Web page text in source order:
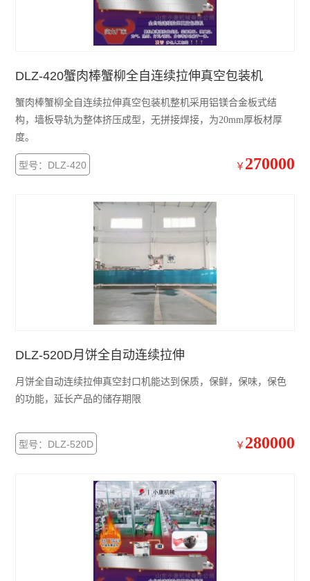
DLZ-420蟹肉棒蟹柳全自连续拉伸真空包装机
蟹肉棒蟹柳全自连续拉伸真空包装机整机采用铝镁合金板式结
构，墙板导轨为整体挤压成型，无拼接焊接，为20mm厚板材厚
度。
型号：DLZ-420 ￥ 270000
DLZ-520D月饼全自动连续拉伸
月饼全自动连续拉伸真空封口机能达到保质，保鲜，保味，保色
的功能，延长产品的储存期限
型号：DLZ-520D ￥ 280000